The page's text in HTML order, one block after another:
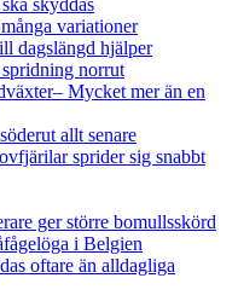
variationer
dagslängd hjälper
norrut
Mycket mer än en
allt senare
sprider sig snabbt
ger större bomullsskörd
i Belgien
oftare än alldagliga